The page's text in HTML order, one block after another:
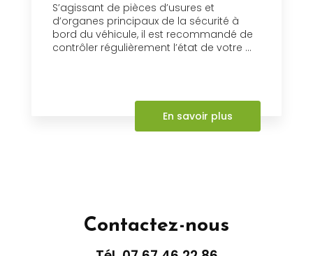
S’agissant de pièces d’usures et
d’organes principaux de la sécurité à
bord du véhicule, il est recommandé de
contrôler régulièrement l’état de votre ...
En savoir plus
Contactez-nous